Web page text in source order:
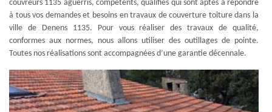
couvreurs 1135 aguerris, compétents, qualifiés qui sont aptes à répondre
à tous vos demandes et besoins en travaux de couverture toiture dans la
ville de Denens 1135. Pour vous réaliser des travaux de qualité,
conformes aux normes, nous allons utiliser des outillages de pointe.
Toutes nos réalisations sont accompagnées d’une garantie décennale.